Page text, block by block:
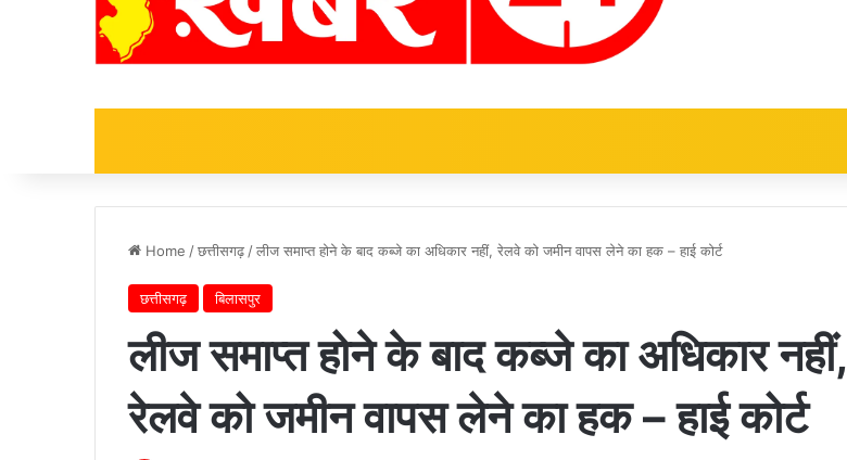
Home /छत्तीसगढ़ /लीज समाप्त होने के बाद कब्जे का अधिकार नहीं, रेलवे को जमीन वापस लेने का हक – हाई कोर्ट
छत्तीसगढ़ बिलासपुर
लीज समाप्त होने के बाद कब्जे का अधिकार नहीं,
रेलवे को जमीन वापस लेने का हक – हाई कोर्ट